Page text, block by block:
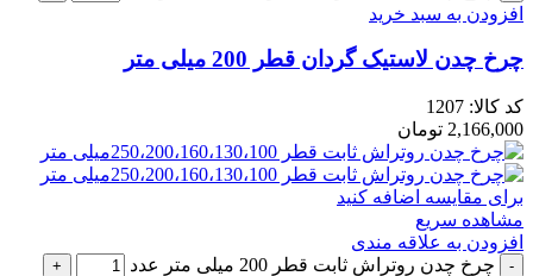
افزودن به سبد خرید
چرخ چدن لاستیک گردان قطر 200 میلی متر
کد کالا: 1207
2,166,000 تومان
برای مقایسه اضافه کنید
مشاهده سریع
افزودن به علاقه مندی
چرخ چدن روتراش ثابت قطر 200 میلی متر عدد